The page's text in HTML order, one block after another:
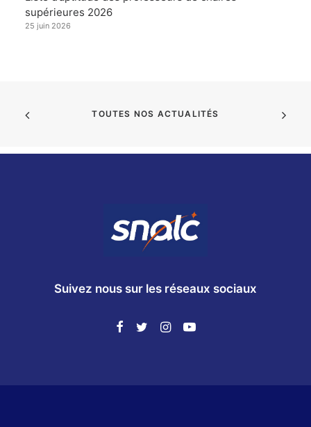
supérieures 2026
25 juin 2026
TOUTES NOS ACTUALITÉS
Suivez nous sur les réseaux sociaux